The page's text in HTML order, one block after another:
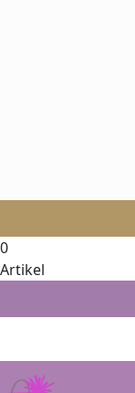
0
Artikel